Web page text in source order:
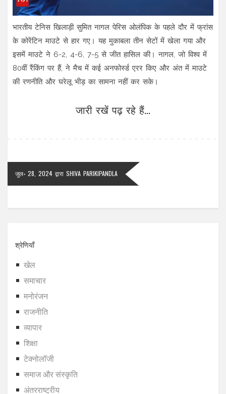
भारतीय टेनिस खिलाड़ी सुमित नागल पेरिस ओलंपिक के पहले दौर में फ्रांस
के कोरेंटिन माउटे से हार गए। यह मुकाबला तीन सेटों में खेला गया और
इसमें माउटे ने 6-2, 4-6, 7-5 से जीत हासिल की। नागल, जो विश्व में
80वीं रैंकिंग पर हैं, ने मैच में कई अनफोर्स्ड एरर किए और अंत में माउटे
की रणनीति और घरेलू भीड़ का सामना नहीं कर सके।
जारी रखें पढ़ रहे हैं...
जुल॰ 28, 2024 द्वारा SHIVA PARIKIPANDLA
श्रेणियाँ
खेल
समाचार
मनोरंजन
राजनीति
व्यापार
शिक्षा
टेक्नोलॉजी
समाज और संस्कृति
अंतरराष्ट्रीय